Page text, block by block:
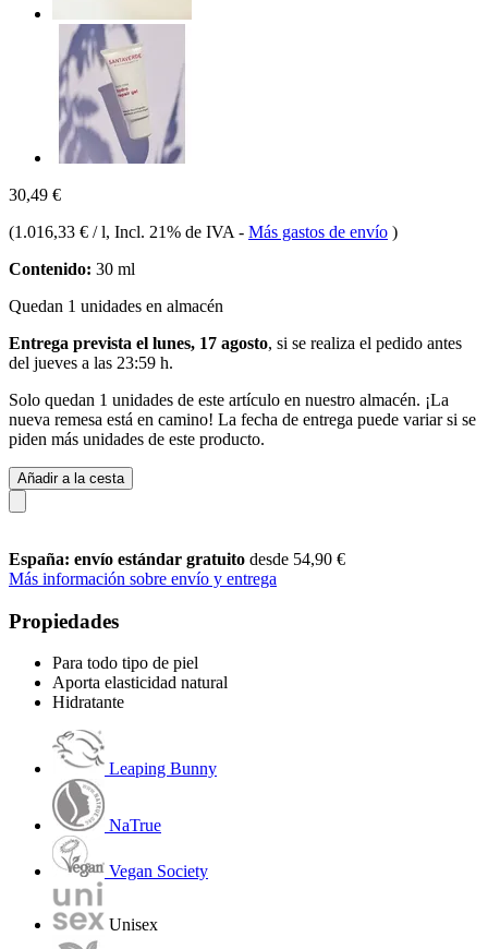
30,49 €
(1.016,33 € / l, Incl. 21% de IVA - Más gastos de envío )
Contenido: 30 ml
Quedan 1 unidades en almacén
Entrega prevista el lunes, 17 agosto, si se realiza el pedido antes
del jueves a las 23:59 h.
Solo quedan 1 unidades de este artículo en nuestro almacén. ¡La
nueva remesa está en camino! La fecha de entrega puede variar si se
piden más unidades de este producto.
Añadir a la cesta
España: envío estándar gratuito desde 54,90 €
Más información sobre envío y entrega
Propiedades
Para todo tipo de piel
Aporta elasticidad natural
Hidratante
Leaping Bunny
NaTrue
Vegan Society
Unisex